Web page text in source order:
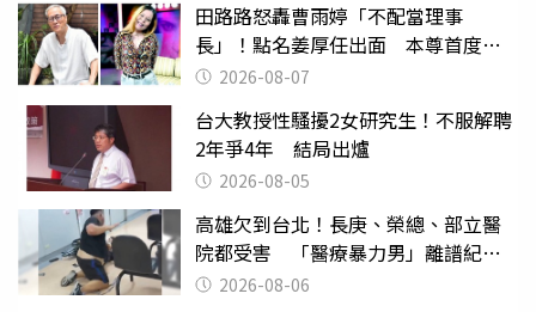
田路路怒轟曹雨婷「不配當理事
長」！點名姜厚任出面 本尊首度回
應了2026-08-07
台大教授性騷擾2女研究生！不服解聘
2年爭4年 結局出爐
2026-08-05
高雄欠到台北！長庚、榮總、部立醫
院都受害 「醫療暴力男」離譜紀錄
曝光2026-08-06